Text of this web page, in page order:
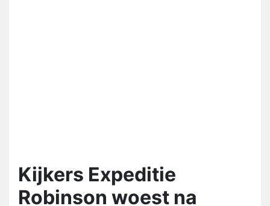
Kijkers Expeditie
Robinson woest na